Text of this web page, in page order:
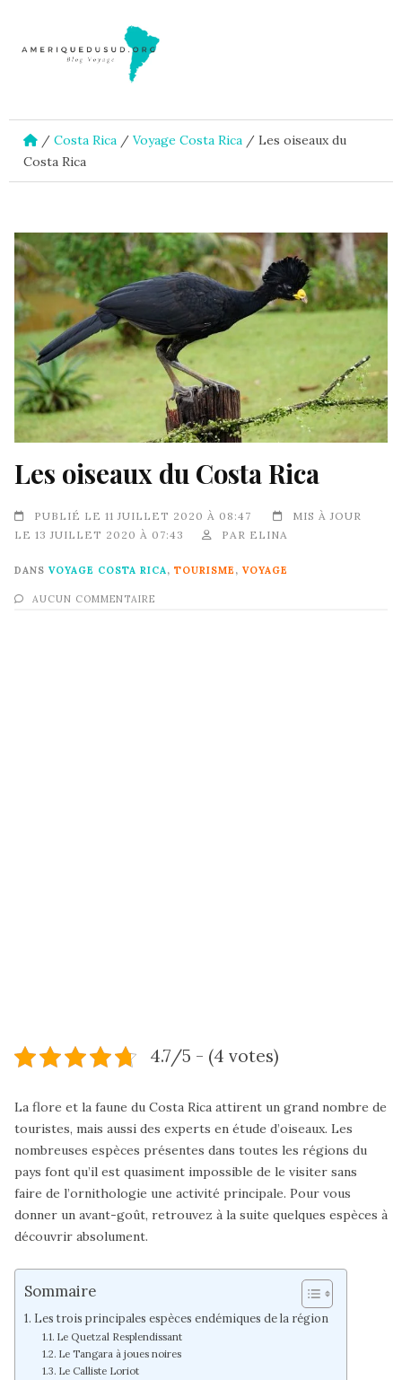
/ Costa Rica / Voyage Costa Rica / Les oiseaux du
Costa Rica
Les oiseaux du Costa Rica
PUBLIÉ LE 11 JUILLET 2020 À 08:47
MIS À JOUR
LE 13 JUILLET 2020 À 07:43
PAR ELINA
DANS VOYAGE COSTA RICA, TOURISME , VOYAGE
AUCUN COMMENTAIRE
4.7/5 - (4 votes)
La flore et la faune du Costa Rica attirent un grand nombre de
touristes, mais aussi des experts en étude d’oiseaux. Les
nombreuses espèces présentes dans toutes les régions du
pays font qu’il est quasiment impossible de le visiter sans
faire de l’ornithologie une activité principale. Pour vous
donner un avant-goût, retrouvez à la suite quelques espèces à
découvrir absolument.
Sommaire
Les trois principales espèces endémiques de la région
Le Quetzal Resplendissant
Le Tangara à joues noires
Le Calliste Loriot